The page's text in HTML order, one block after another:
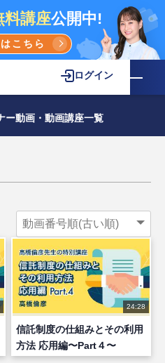
料講座公開中!
こちら
ログイン
ー動画・動画講座一覧
24:28
信託制度の仕組みとその利用
方法 応用編〜Part４〜